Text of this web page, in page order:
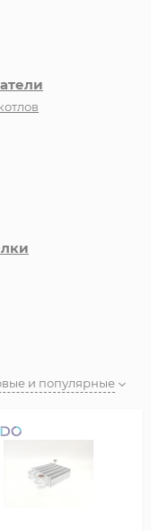
и популярные